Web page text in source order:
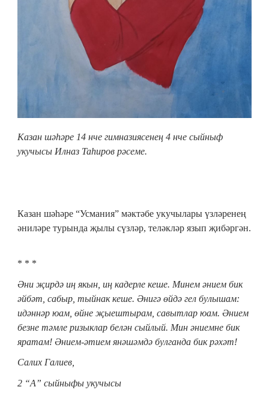
Казан шәһәре 14 нче гимназиясенең 4 нче сыйныф
укучысы Илназ Таһиров рәсеме.
Казан шәһәре “Усмания” мәктәбе укучылары үзләренең
әниләре турында җылы сүзләр, теләкләр язып җибәргән.
* * *
Әни җирдә иң якын, иң кадерле кеше. Минем әнием бик
әйбәт, сабыр, тыйнак кеше. Әнигә өйдә гел булышам:
идәннәр юам, өйне җыештырам, савытлар юам. Әнием
безне тәмле ризыклар белән сыйлый. Мин әниемне бик
яратам! Әнием-әтием янәшәмдә булганда бик рәхәт!
Салих Галиев,
2 “А” сыйныфы укучысы